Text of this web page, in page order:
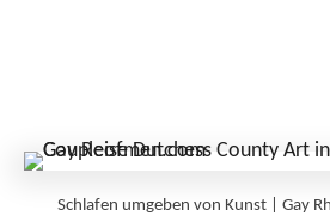
Schlafen umgeben von Kunst | Gay